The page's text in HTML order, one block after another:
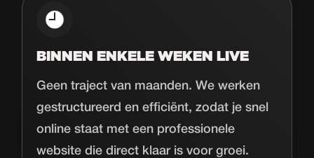
BINNEN ENKELE WEKEN LIVE
Geen traject van maanden. We werken
gestructureerd en efficiënt, zodat je snel
online staat met een professionele
website die direct klaar is voor groei.